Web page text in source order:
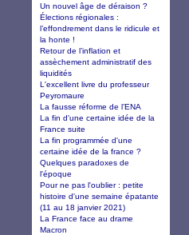
Un nouvel âge de déraison ?
Élections régionales :
l’effondrement dans le ridicule et
la honte !
Retour de l’inflation et
assèchement administratif des
liquidités
L'excellent livre du professeur
Peyromaure
La fausse réforme de l’ENA
La fin d'une certaine idée de la
France suite
La fin programmée d'une
certaine idée de la france ?
Quelques paradoxes de
l'époque
Pour ne pas l'oublier : petite
histoire d'une semaine épatante
(11 au 18 janvier 2021)
La France face au drame
Macron